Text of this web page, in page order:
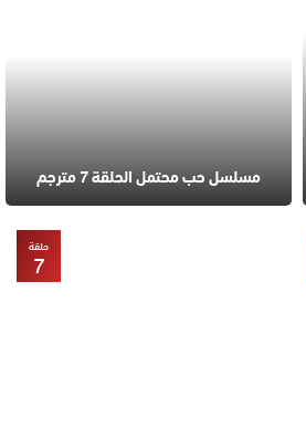
مسلسل حب محتمل الحلقة 7 مترجم
حلقة
7